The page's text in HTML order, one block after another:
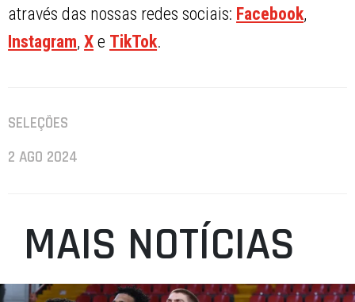
através das nossas redes sociais: Facebook,
Instagram,X e TikTok.
SELEÇÕES
2 AGO 2024
MAIS NOTÍCIAS